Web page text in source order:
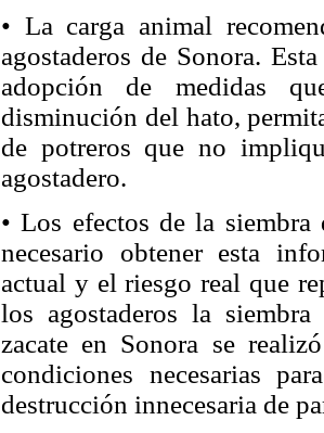
• La carga animal
agostaderos de Sonora.
adopción de medidas
disminución del hato,
de potreros que no
agostadero.
• Los efectos de la
necesario obtener esta
actual y el riesgo real que
los agostaderos la
zacate en Sonora se
condiciones necesarias
destrucción innecesaria de